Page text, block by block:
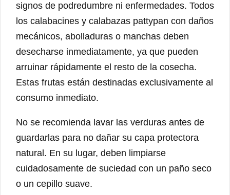
signos de podredumbre ni enfermedades. Todos
los calabacines y calabazas pattypan con daños
mecánicos, abolladuras o manchas deben
desecharse inmediatamente, ya que pueden
arruinar rápidamente el resto de la cosecha.
Estas frutas están destinadas exclusivamente al
consumo inmediato.
No se recomienda lavar las verduras antes de
guardarlas para no dañar su capa protectora
natural. En su lugar, deben limpiarse
cuidadosamente de suciedad con un paño seco
o un cepillo suave.